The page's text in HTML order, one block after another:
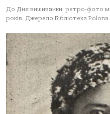
До Дня вишиванки: ретро-фото
років. Джерело Бібліотека Polona.